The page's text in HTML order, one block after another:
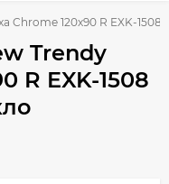
Chrome 120х90 R EXK-
Trendy
R EXK-1508